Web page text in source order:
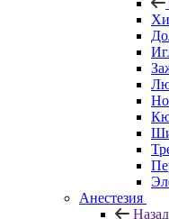
Анестезия
Назад